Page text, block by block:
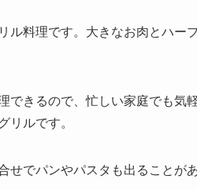
ル料理です。大きなお肉とハー
できるので、忙しい家庭でも気
リルです。
でパンやパスタも出ることがあ